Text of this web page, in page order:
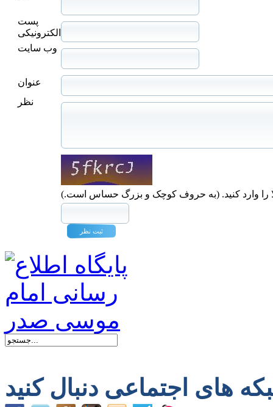
پست
الکترونیکی
وب سایت
عنوان
نظر
را وارد کنید. (به حروف کوچک و بزرگ حساس است.)